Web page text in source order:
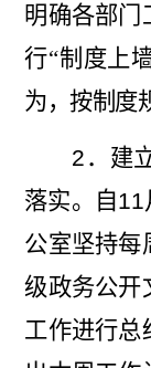
明确各部门
行“制度上
为，按制度
2 ．建
落实。自11
公室坚持每
级政务公开
工作进行总